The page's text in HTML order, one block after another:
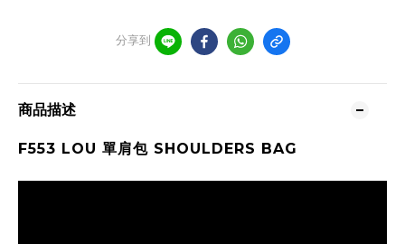
分享到
商品描述
F553 LOU 單肩包 SHOULDERS BAG